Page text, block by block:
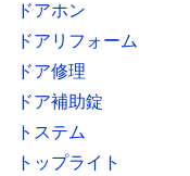
ドアホン
ドアリフォーム
ドア修理
ドア補助錠
トステム
トップライト